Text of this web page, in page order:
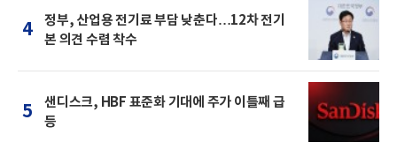
4
정부, 산업용 전기료 부담 낮춘다…12차 전기
본 의견 수렴 착수
5
샌디스크, HBF 표준화 기대에 주가 이틀째 급
등